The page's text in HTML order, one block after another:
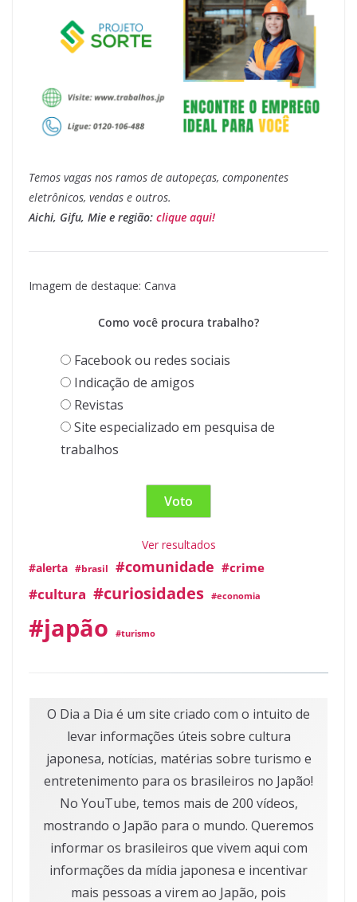
Temos vagas nos ramos de autopeças, componentes
eletrônicos, vendas e outros.
Aichi, Gifu, Mie e região: clique aqui!
Imagem de destaque: Canva
Como você procura trabalho?
Facebook ou redes sociais
Indicação de amigos
Revistas
Site especializado em pesquisa de
trabalhos
Ver resultados
#alerta #brasil #comunidade #crime
#cultura #curiosidades #economia
#japão #turismo
O Dia a Dia é um site criado com o intuito de
levar informações úteis sobre cultura
japonesa, notícias, matérias sobre turismo e
entretenimento para os brasileiros no Japão!
No YouTube, temos mais de 200 vídeos,
mostrando o Japão para o mundo. Queremos
informar os brasileiros que vivem aqui com
informações da mídia japonesa e incentivar
mais pessoas a virem ao Japão, pois